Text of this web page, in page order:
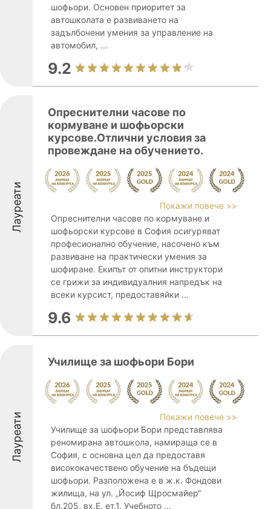
шофьори. Основен приоритет за
автошколата е развиването на
задълбочени умения за управление на
автомобил, ...
9.2
Лауреати
Опреснителни часове по
кормуване и шофьорски
курсове.Отлични условия за
провеждане на обучението.
Покажи повече >>
Опреснителни часове по кормуване и
шофьорски курсове в София осигуряват
професионално обучение, насочено към
развиване на практически умения за
шофиране. Екипът от опитни инструктори
се грижи за индивидуалния напредък на
всеки курсист, предоставяйки ...
9.6
Лауреати
Училище за шофьори Бори
Покажи повече >>
Училище за шофьори Бори представлява
реномирана автошкола, намираща се в
София, с основна цел да предоставя
висококачествено обучение на бъдещи
шофьори. Разположена е в ж.к. Фондови
жилища, на ул. „Йосиф Щросмайер“
бл.205, вх.Е, ет.1. Учебното ...